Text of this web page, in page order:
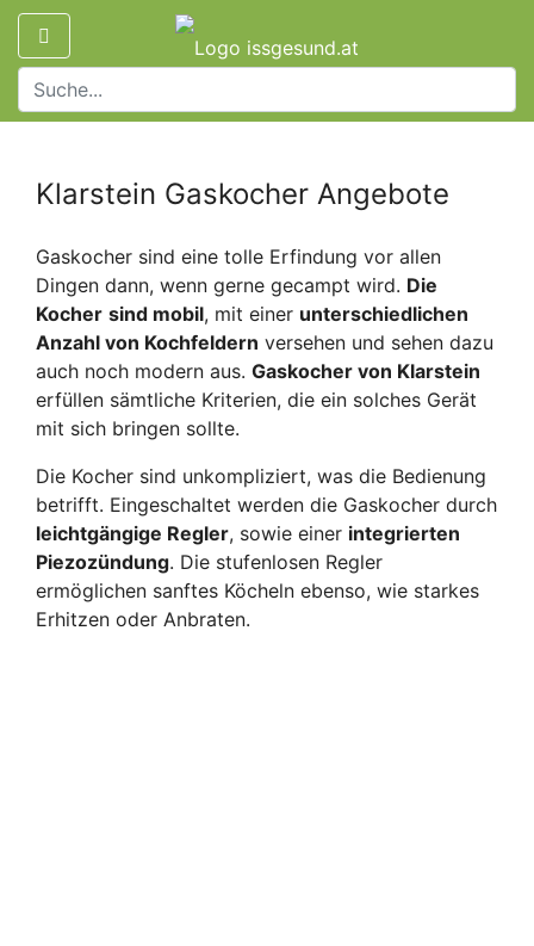
Klarstein Gaskocher Angebote
Gaskocher sind eine tolle Erfindung vor allen
Dingen dann, wenn gerne gecampt wird. Die
Kocher sind mobil, mit einer unterschiedlichen
Anzahl von Kochfeldern versehen und sehen dazu
auch noch modern aus. Gaskocher von Klarstein
erfüllen sämtliche Kriterien, die ein solches Gerät
mit sich bringen sollte.
Die Kocher sind unkompliziert, was die Bedienung
betrifft. Eingeschaltet werden die Gaskocher durch
leichtgängige Regler, sowie einer integrierten
Piezozündung. Die stufenlosen Regler
ermöglichen sanftes Köcheln ebenso, wie starkes
Erhitzen oder Anbraten.